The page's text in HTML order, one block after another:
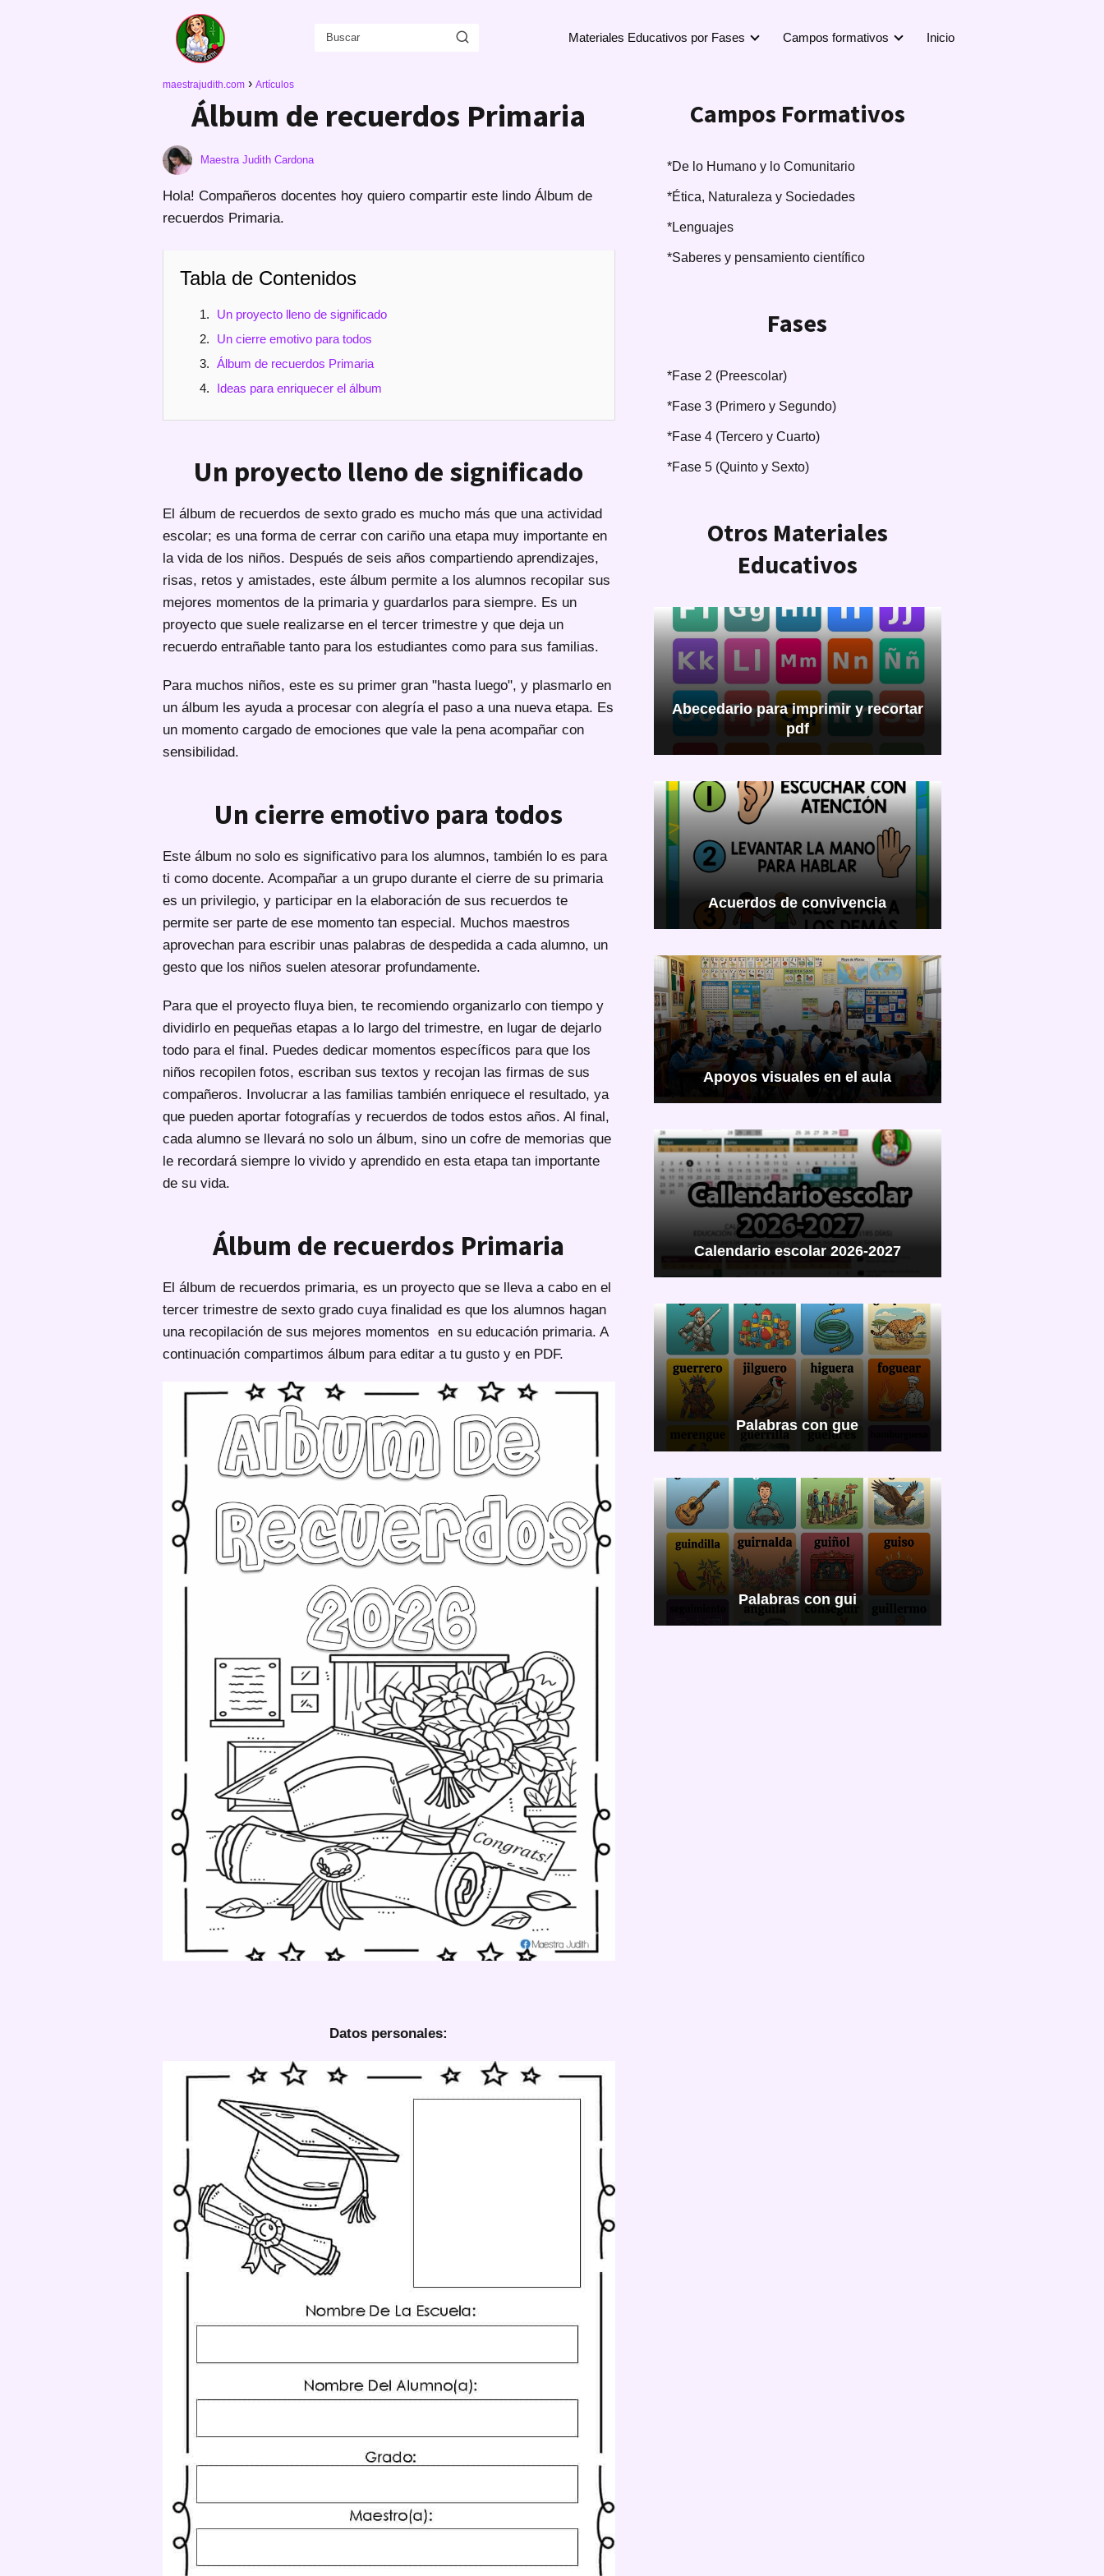
Materiales Educativos por Fases Campos formativos Inicio
maestrajudith.com Artículos
Álbum de recuerdos Primaria
Maestra Judith Cardona
Hola! Compañeros docentes hoy quiero compartir este lindo Álbum de
recuerdos Primaria.
Tabla de Contenidos
Un proyecto lleno de significado
Un cierre emotivo para todos
Álbum de recuerdos Primaria
Ideas para enriquecer el álbum
Un proyecto lleno de significado
El álbum de recuerdos de sexto grado es mucho más que una actividad
escolar; es una forma de cerrar con cariño una etapa muy importante en
la vida de los niños. Después de seis años compartiendo aprendizajes,
risas, retos y amistades, este álbum permite a los alumnos recopilar sus
mejores momentos de la primaria y guardarlos para siempre. Es un
proyecto que suele realizarse en el tercer trimestre y que deja un
recuerdo entrañable tanto para los estudiantes como para sus familias.
Para muchos niños, este es su primer gran "hasta luego", y plasmarlo en
un álbum les ayuda a procesar con alegría el paso a una nueva etapa. Es
un momento cargado de emociones que vale la pena acompañar con
sensibilidad.
Un cierre emotivo para todos
Este álbum no solo es significativo para los alumnos, también lo es para
ti como docente. Acompañar a un grupo durante el cierre de su primaria
es un privilegio, y participar en la elaboración de sus recuerdos te
permite ser parte de ese momento tan especial. Muchos maestros
aprovechan para escribir unas palabras de despedida a cada alumno, un
gesto que los niños suelen atesorar profundamente.
Para que el proyecto fluya bien, te recomiendo organizarlo con tiempo y
dividirlo en pequeñas etapas a lo largo del trimestre, en lugar de dejarlo
todo para el final. Puedes dedicar momentos específicos para que los
niños recopilen fotos, escriban sus textos y recojan las firmas de sus
compañeros. Involucrar a las familias también enriquece el resultado, ya
que pueden aportar fotografías y recuerdos de todos estos años. Al final,
cada alumno se llevará no solo un álbum, sino un cofre de memorias que
le recordará siempre lo vivido y aprendido en esta etapa tan importante
de su vida.
Álbum de recuerdos Primaria
El álbum de recuerdos primaria, es un proyecto que se lleva a cabo en el
tercer trimestre de sexto grado cuya finalidad es que los alumnos hagan
una recopilación de sus mejores momentos en su educación primaria. A
continuación compartimos álbum para editar a tu gusto y en PDF.
Datos personales:
Campos Formativos
*De lo Humano y lo Comunitario
*Ética, Naturaleza y Sociedades
*Lenguajes
*Saberes y pensamiento científico
Fases
*Fase 2 (Preescolar)
*Fase 3 (Primero y Segundo)
*Fase 4 (Tercero y Cuarto)
*Fase 5 (Quinto y Sexto)
Otros Materiales
Educativos
Abecedario para imprimir y recortar
pdf
Acuerdos de convivencia
Apoyos visuales en el aula
Calendario escolar 2026-2027
Palabras con gue
Palabras con gui